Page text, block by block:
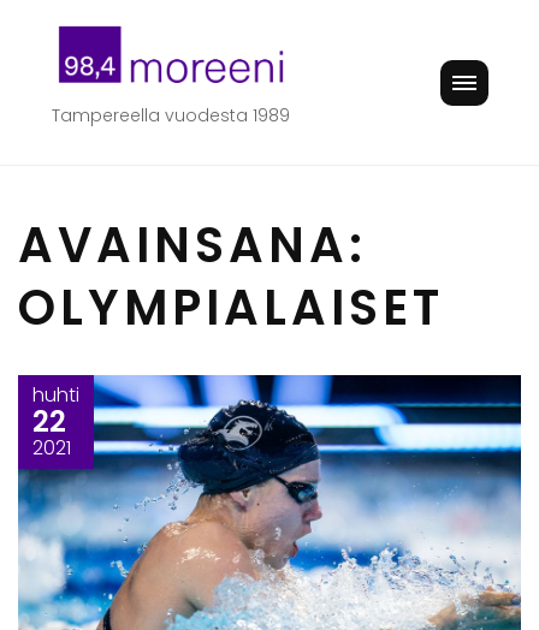
content
Tampereella vuodesta 1989
AVAINSANA:
OLYMPIALAISET
huhti
22
2021